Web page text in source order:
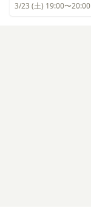
3/23 (土) 19:00〜20:00